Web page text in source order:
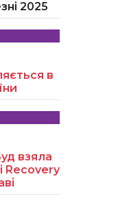
2025
в
взяла
Recovery